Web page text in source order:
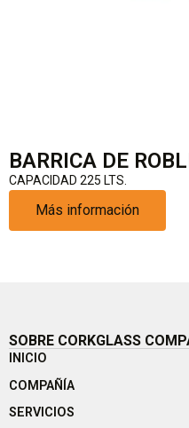
BARRICA DE
CAPACIDAD 225 LTS.
Más información
SOBRE CORKGLASS
INICIO
COMPAÑÍA
SERVICIOS